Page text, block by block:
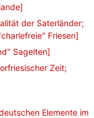
der Saterländer;
Friesen]
Sagelten]
Zeit;
Elemente im